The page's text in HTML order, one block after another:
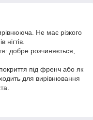
Не має різкого
добре розчиняється,
під френч або як
для вирівнювання